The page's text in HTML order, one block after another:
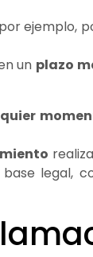
ejemplo,
un plazo
legal,